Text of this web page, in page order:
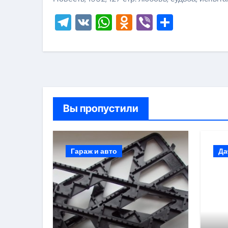
Telegram
VKWhatsApp
Odnoklassniki
Viber
Вы пропустили
Гараж и авто